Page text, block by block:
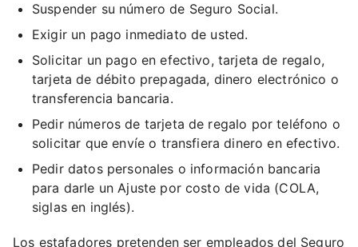
Suspender su número de Seguro Social.
Exigir un pago inmediato de usted.
Solicitar un pago en efectivo, tarjeta de regalo,
tarjeta de débito prepagada, dinero electrónico o
transferencia bancaria.
Pedir números de tarjeta de regalo por teléfono o
solicitar que envíe o transfiera dinero en efectivo.
Pedir datos personales o información bancaria
para darle un Ajuste por costo de vida (COLA,
siglas en inglés).
Los estafadores pretenden ser empleados del Seguro